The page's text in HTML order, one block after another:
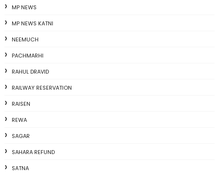
MP NEWS
MP NEWS KATNI
NEEMUCH
PACHMARHI
RAHUL DRAVID
RAILWAY RESERVATION
RAISEN
REWA
SAGAR
SAHARA REFUND
SATNA